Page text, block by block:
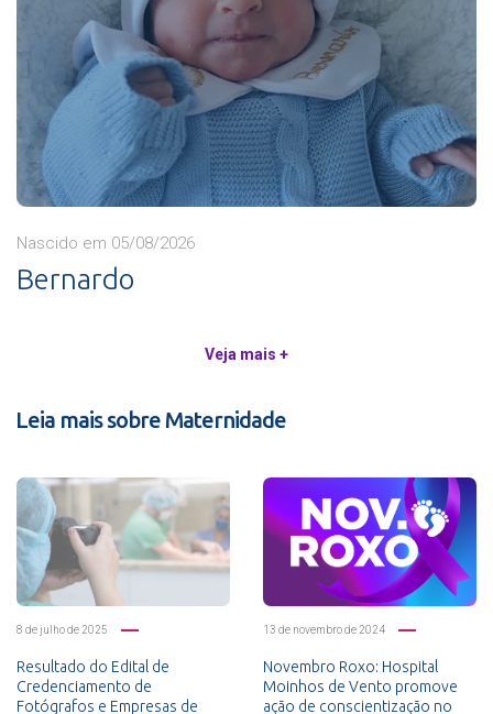
Nascido em 05/08/2026
Bernardo
Veja mais +
Leia mais sobre Maternidade
8 de julho de 2025
Resultado do Edital de
Credenciamento de
Fotógrafos e Empresas de
13 de novembro de 2024
Novembro Roxo: Hospital
Moinhos de Vento promove
ação de conscientização no